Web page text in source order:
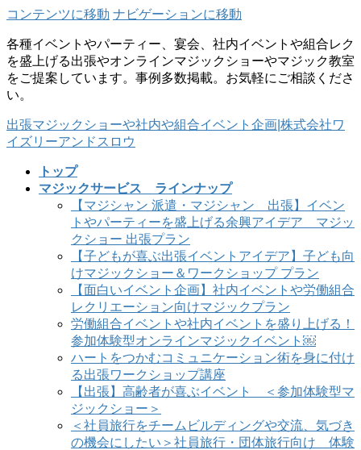
コンテンツに移動 ナビゲーションに移動
各種イベントやパーティー、宴会、社内イベントや組合レク
を盛上げる出張やオンラインマジックショーやマジック教室
をご提案しています。事例多数掲載。お気軽にご相談くださ
い。
出張マジックショーや社内や組合イベント企画|株式会社ワ
イズリーアンドスロウ
トップ
マジックサービス ラインナップ
【マジシャン 派遣・マジシャン 出張】イベン
トやパーティーを盛上げる余興アイデア マジッ
クショー 出張プラン
【子どもが喜ぶ出張イベントアイデア】子ども向
けマジックショー＆ワークショップ プラン
【面白いイベント企画】社内イベントや労働組合
レクリエーション向けマジックプラン
労働組合イベントや社内イベントを盛り上げる！
参加体験型オンラインマジックイベント￼
ハートをつかむコミュニケーション術を身に付け
る出張ワークショップ講座
【出張】高齢者が喜ぶイベント ＜参加体験型マ
ジックショー＞
＜社員旅行をチームビルディングや交流、気づき
の機会にしたい＞社員旅行・団体旅行向け 体験